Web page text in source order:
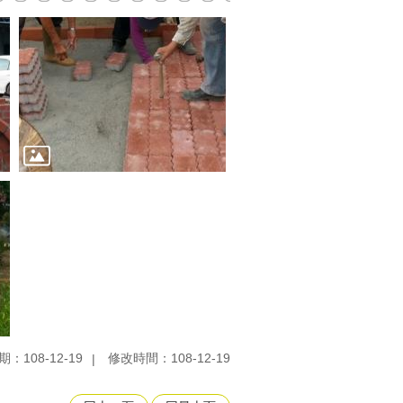
：108-12-19 修改時間：108-12-19